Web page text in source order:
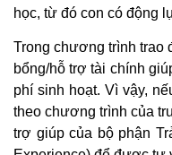
học, từ đó con có động
Trong chương trình trao
bổng/hỗ trợ tài chính
phí sinh hoạt. Vì vậy,
theo chương trình của
trợ giúp của bộ phận